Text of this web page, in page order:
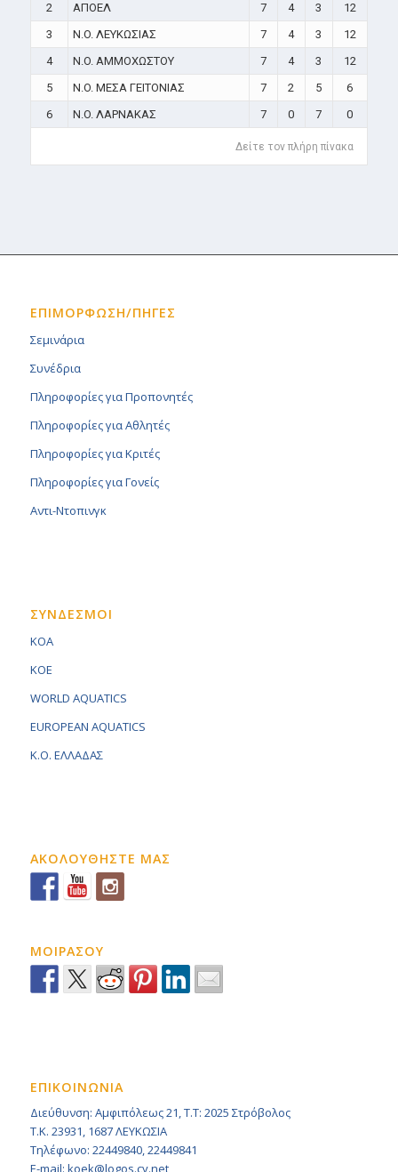
2
ΑΠΟΕΛ 7 4 3
12
3
N.O. ΛΕΥΚΩΣΙΑΣ 7 4 3
12
4
N.O. ΑΜΜΟΧΩΣΤΟΥ 7 4 3
12
5
N.O. ΜΕΣΑ ΓΕΙΤΟΝΙΑΣ 7 2 5
6
6
N.O. ΛΑΡΝΑΚΑΣ 7 0 7 0
Δείτε τον πλήρη πίνακα
ΕΠΙΜΟΡΦΩΣΗ/ΠΗΓΕΣ
Σεμινάρια
Συνέδρια
Πληροφορίες για Προπονητές
Πληροφορίες για Αθλητές
Πληροφορίες για Κριτές
Πληροφορίες για Γονείς
Αντι-Ντοπινγκ
ΣΥΝΔΕΣΜΟΙ
KOA
KOE
WORLD AQUATICS
EUROPEAN AQUATICS
K.O. ΕΛΛΑΔΑΣ
ΑΚΟΛΟΥΘΗΣΤΕ ΜΑΣ
ΜΟΙΡΑΣΟΥ
ΕΠΙΚΟΙΝΩΝΙΑ
Διεύθυνση: Αμφιπόλεως 21, Τ.Τ: 2025 Στρόβολος
Τ.Κ. 23931, 1687 ΛΕΥΚΩΣΙΑ
Τηλέφωνο: 22449840, 22449841
E-mail: koek@logos.cy.net